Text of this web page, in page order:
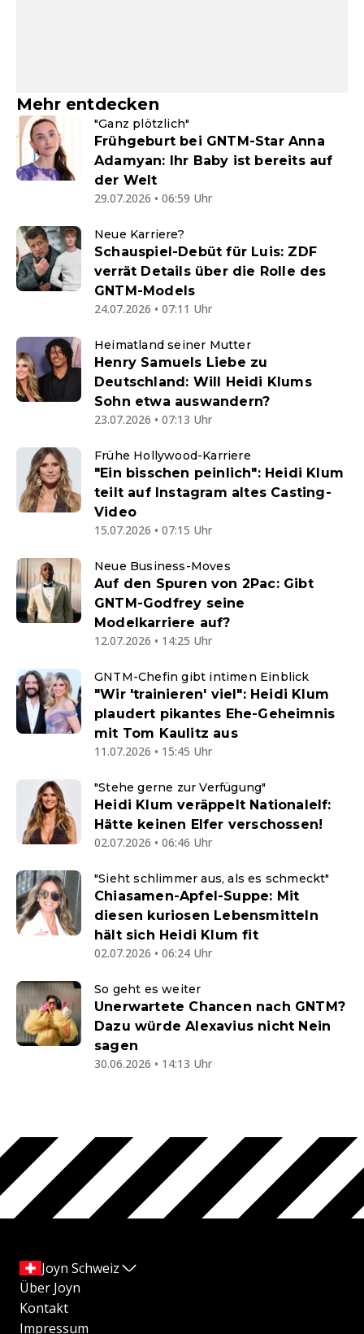
Mehr entdecken
"Ganz plötzlich"
Frühgeburt bei GNTM-Star Anna
Adamyan: Ihr Baby ist bereits auf
der Welt
29.07.2026 • 06:59 Uhr
Neue Karriere?
Schauspiel-Debüt für Luis: ZDF
verrät Details über die Rolle des
GNTM-Models
24.07.2026 • 07:11 Uhr
Heimatland seiner Mutter
Henry Samuels Liebe zu
Deutschland: Will Heidi Klums
Sohn etwa auswandern?
23.07.2026 • 07:13 Uhr
Frühe Hollywood-Karriere
"Ein bisschen peinlich": Heidi Klum
teilt auf Instagram altes Casting-
Video
15.07.2026 • 07:15 Uhr
Neue Business-Moves
Auf den Spuren von 2Pac: Gibt
GNTM-Godfrey seine
Modelkarriere auf?
12.07.2026 • 14:25 Uhr
GNTM-Chefin gibt intimen Einblick
"Wir 'trainieren' viel": Heidi Klum
plaudert pikantes Ehe-Geheimnis
mit Tom Kaulitz aus
11.07.2026 • 15:45 Uhr
"Stehe gerne zur Verfügung"
Heidi Klum veräppelt Nationalelf:
Hätte keinen Elfer verschossen!
02.07.2026 • 06:46 Uhr
"Sieht schlimmer aus, als es schmeckt"
Chiasamen-Apfel-Suppe: Mit
diesen kuriosen Lebensmitteln
hält sich Heidi Klum fit
02.07.2026 • 06:24 Uhr
So geht es weiter
Unerwartete Chancen nach GNTM?
Dazu würde Alexavius nicht Nein
sagen
30.06.2026 • 14:13 Uhr
Joyn Schweiz
Über Joyn
Kontakt
Impressum